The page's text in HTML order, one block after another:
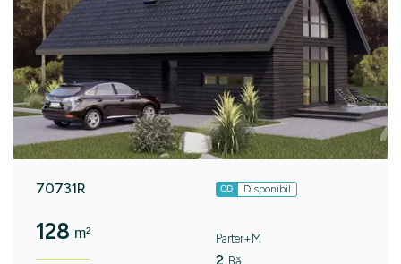
70731R CD Disponibil
128 m² Parter+M
2 Băi